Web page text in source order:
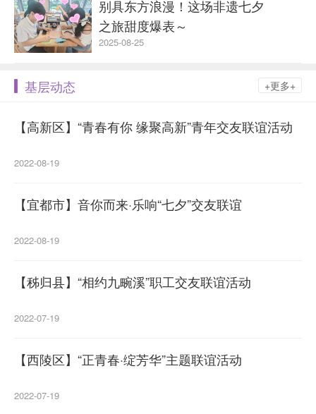
别具东方浪漫！这场非遗七夕
之旅甜度爆表～
2025-08-25
基层动态 +更多+
【高新区】“青春有你 缘聚高新”青年交友联谊活动
2022-08-19
【宜都市】音你而来·乐响“七夕”交友联谊
2022-08-19
【秭归县】“相约九畹溪”职工交友联谊活动
2022-07-19
【西陵区】“正青春·绽芳华”主题联谊活动
2022-07-19